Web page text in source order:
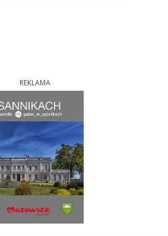
REKLAMA